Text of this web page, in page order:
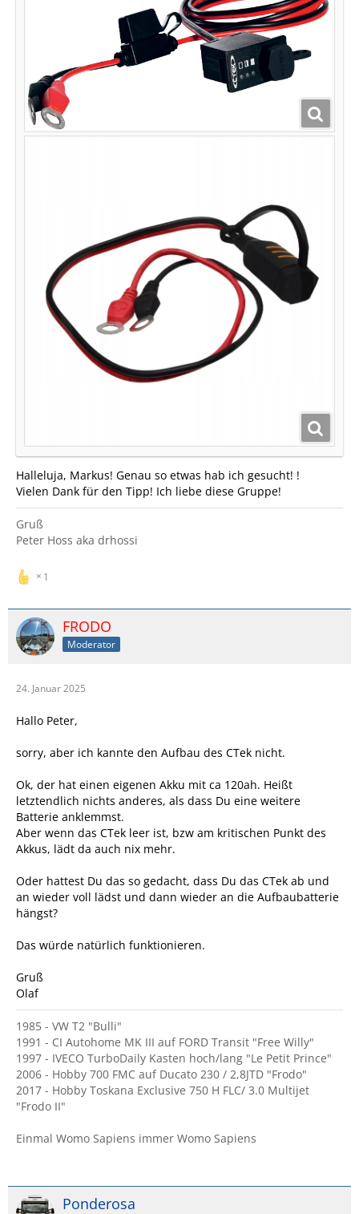
Halleluja, Markus! Genau so etwas hab ich gesucht! !
Vielen Dank für den Tipp! Ich liebe diese Gruppe!
Gruß
Peter Hoss aka drhossi
1
FRODO
Moderator
24. Januar 2025
Hallo Peter,
sorry, aber ich kannte den Aufbau des CTek nicht.
Ok, der hat einen eigenen Akku mit ca 120ah. Heißt
letztendlich nichts anderes, als dass Du eine weitere
Batterie anklemmst.
Aber wenn das CTek leer ist, bzw am kritischen Punkt des
Akkus, lädt da auch nix mehr.
Oder hattest Du das so gedacht, dass Du das CTek ab und
an wieder voll lädst und dann wieder an die Aufbaubatterie
hängst?
Das würde natürlich funktionieren.
Gruß
Olaf
1985 - VW T2 "Bulli"
1991 - CI Autohome MK III auf FORD Transit "Free Willy"
1997 - IVECO TurboDaily Kasten hoch/lang "Le Petit Prince"
2006 - Hobby 700 FMC auf Ducato 230 / 2,8JTD "Frodo"
2017 - Hobby Toskana Exclusive 750 H FLC/ 3.0 Multijet
"Frodo II"
Einmal Womo Sapiens immer Womo Sapiens
Ponderosa